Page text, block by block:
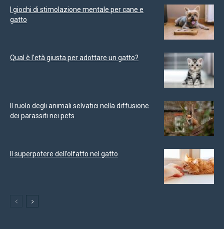
I giochi di stimolazione mentale per cane e
gatto
Qual è l’età giusta per adottare un gatto?
Il ruolo degli animali selvatici nella diffusione
dei parassiti nei pets
Il superpotere dell’olfatto nel gatto